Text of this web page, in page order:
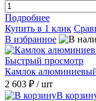
Подробнее
Купить в 1 клик
В избранное
Быстрый просмотр
Камлок
2 603 ₽ / шт
В